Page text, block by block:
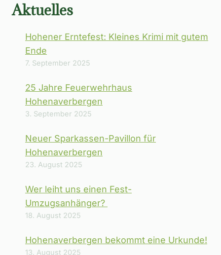
Aktuelles
Hohener Erntefest: Kleines Krimi mit gutem
Ende
7. September 2025
25 Jahre Feuerwehrhaus
Hohenaverbergen
3. September 2025
Neuer Sparkassen-Pavillon für
Hohenaverbergen
23. August 2025
Wer leiht uns einen Fest-
Umzugsanhänger?
18. August 2025
Hohenaverbergen bekommt eine Urkunde!
13. August 2025